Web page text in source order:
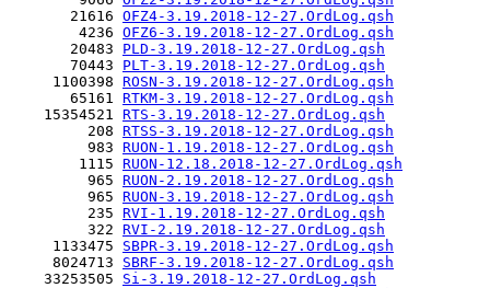
       21616
OFZ4-3.19.2018-12-27.OrdLog.qsh
        4236
OFZ6-3.19.2018-12-27.OrdLog.qsh
       20483
PLD-3.19.2018-12-27.OrdLog.qsh
       70443
PLT-3.19.2018-12-27.OrdLog.qsh
     1100398
ROSN-3.19.2018-12-27.OrdLog.qsh
       65161
RTKM-3.19.2018-12-27.OrdLog.qsh
    15354521
RTS-3.19.2018-12-27.OrdLog.qsh
         208
RTSS-3.19.2018-12-27.OrdLog.qsh
         983
RUON-1.19.2018-12-27.OrdLog.qsh
        1115
RUON-12.18.2018-12-27.OrdLog.qsh
         965
RUON-2.19.2018-12-27.OrdLog.qsh
         965
RUON-3.19.2018-12-27.OrdLog.qsh
         235
RVI-1.19.2018-12-27.OrdLog.qsh
         322
RVI-2.19.2018-12-27.OrdLog.qsh
     1133475
SBPR-3.19.2018-12-27.OrdLog.qsh
     8024713
SBRF-3.19.2018-12-27.OrdLog.qsh
    33253505
Si-3.19.2018-12-27.OrdLog.qsh